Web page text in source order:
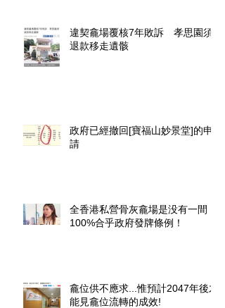
違契龕場覆核7年敗訴 孝思園須
退款移走遺骸
政府已經撤回[寶福山妙景堂]的申
請
全香港私營骨灰龕場是没有一間
100%合乎政府發牌條例！
龕位供不應求...惟預計2047年後才
能見龕位流轉的成效!